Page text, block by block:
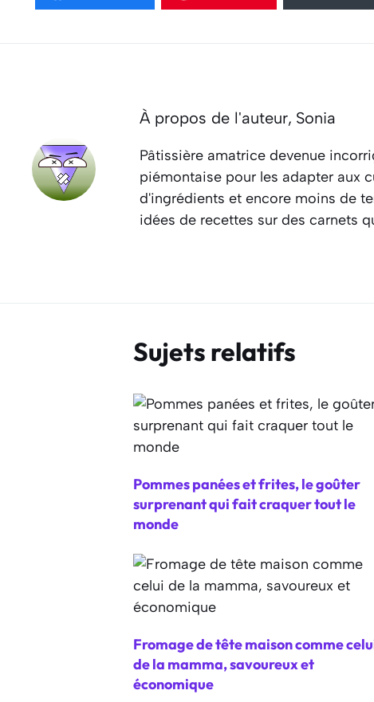
À propos de l'auteur, Sonia
Pâtissière amatrice devenue
piémontaise pour les adapter aux
d'ingrédients et encore moins de
idées de recettes sur des carnets
Sujets relatifs
Pommes panées et frites, le goûter
surprenant qui fait craquer tout le
monde
Fromage de tête maison comme
de la mamma, savoureux et
économique